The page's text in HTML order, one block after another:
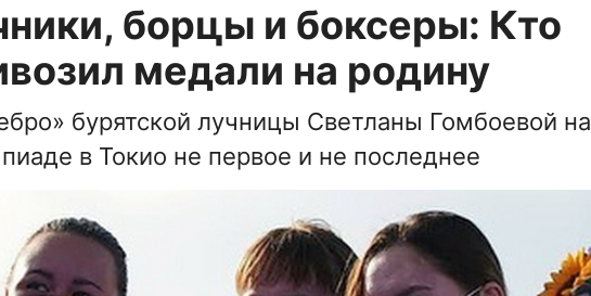
борцы и боксеры: Кто
медали на родину
бурятской лучницы Светланы Гомбоевой на
в Токио не первое и не последнее